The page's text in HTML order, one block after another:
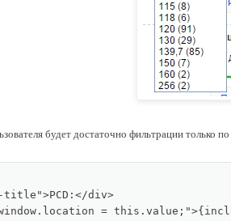
будет достаточно фильтрации только